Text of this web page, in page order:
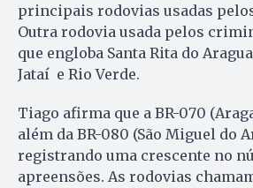
principais rodovias usadas
Outra rodovia usada pelos
que engloba Santa Rita do
Jataí e Rio Verde.
Tiago afirma que a BR-070
além da BR-080 (São Miguel do
registrando uma crescente no
apreensões. As rodovias